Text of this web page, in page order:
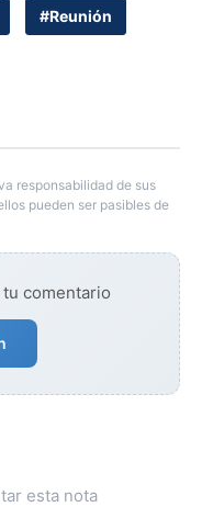
#Reunión
responsabilidad de sus
pueden ser pasibles de
comentario
esta nota